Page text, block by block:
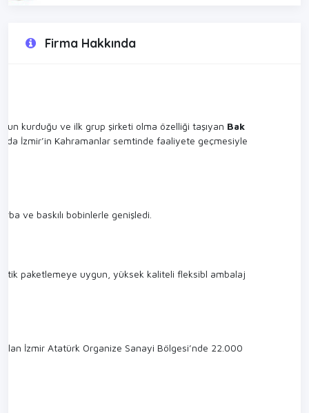
Firma Hakkında
kurduğu ve ilk grup şirketi olma özelliği taşıyan Bak
İzmir’in Kahramanlar semtinde faaliyete geçmesiyle
ve baskılı bobinlerle genişledi.
paketlemeye uygun, yüksek kaliteli fleksibl ambalaj
İzmir Atatürk Organize Sanayi Bölgesi’nde 22.000